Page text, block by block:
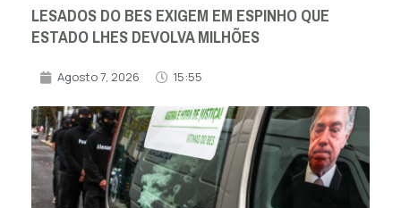
LESADOS DO BES EXIGEM EM ESPINHO QUE
ESTADO LHES DEVOLVA MILHÕES
Agosto 7, 2026 15:55